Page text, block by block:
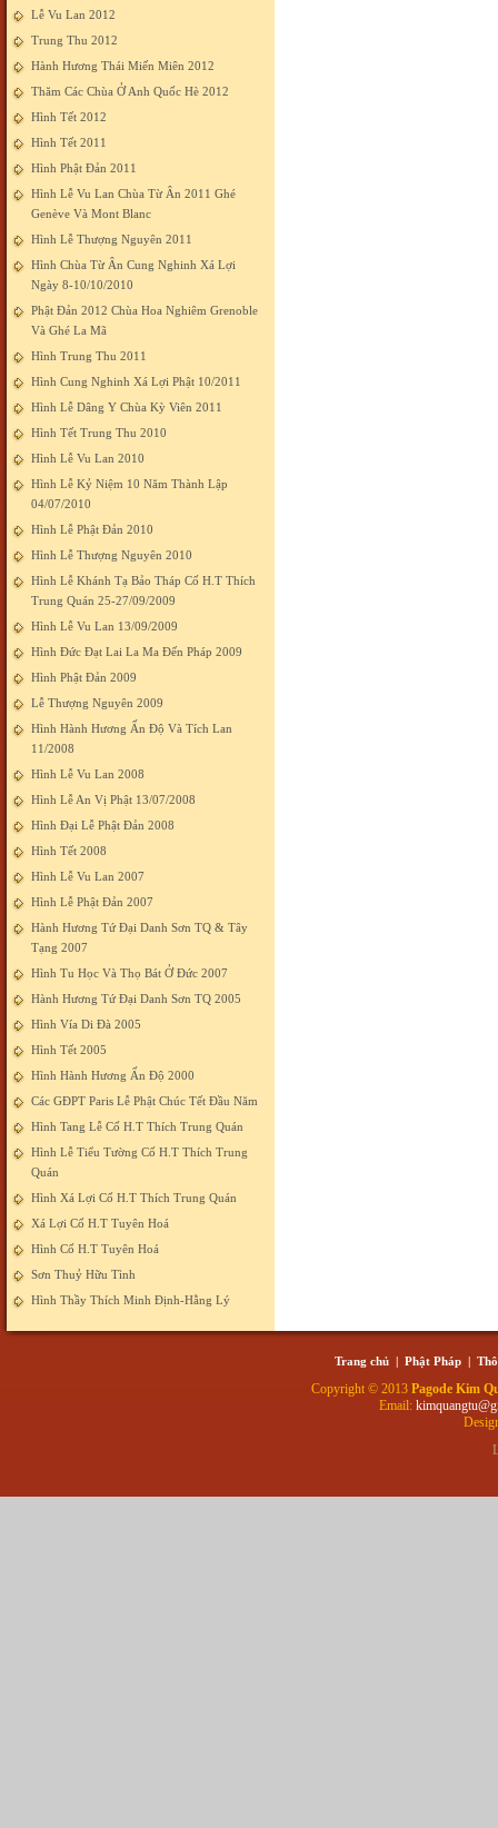
Lễ Vu Lan 2012
Trung Thu 2012
Hành Hương Thái Miến Miên 2012
Thăm Các Chùa Ở Anh Quốc Hè 2012
Hình Tết 2012
Hình Tết 2011
Hình Phật Đản 2011
Hình Lễ Vu Lan Chùa Từ Ân 2011 Ghé
Genève Và Mont Blanc
Hình Lễ Thượng Nguyên 2011
Hình Chùa Từ Ân Cung Nghinh Xá Lợi
Ngày 8-10/10/2010
Phật Đản 2012 Chùa Hoa Nghiêm Grenoble
Và Ghé La Mã
Hình Trung Thu 2011
Hình Cung Nghinh Xá Lợi Phật 10/2011
Hình Lễ Dâng Y Chùa Kỳ Viên 2011
Hình Tết Trung Thu 2010
Hình Lễ Vu Lan 2010
Hình Lễ Kỷ Niệm 10 Năm Thành Lập
04/07/2010
Hình Lễ Phật Đản 2010
Hình Lễ Thượng Nguyên 2010
Hình Lễ Khánh Tạ Bảo Tháp Cố H.T Thích
Trung Quán 25-27/09/2009
Hình Lễ Vu Lan 13/09/2009
Hình Đức Đạt Lai La Ma Đến Pháp 2009
Hình Phật Đản 2009
Lễ Thượng Nguyên 2009
Hình Hành Hương Ấn Độ Và Tích Lan
11/2008
Hình Lễ Vu Lan 2008
Hình Lễ An Vị Phật 13/07/2008
Hình Đại Lễ Phật Đản 2008
Hình Tết 2008
Hình Lễ Vu Lan 2007
Hình Lễ Phật Đản 2007
Hành Hương Tứ Đại Danh Sơn TQ & Tây
Tạng 2007
Hình Tu Học Và Thọ Bát Ở Đức 2007
Hành Hương Tứ Đại Danh Sơn TQ 2005
Hình Vía Di Đà 2005
Hình Tết 2005
Hình Hành Hương Ấn Độ 2000
Các GĐPT Paris Lễ Phật Chúc Tết Đầu Năm
Hình Tang Lễ Cố H.T Thích Trung Quán
Hình Lễ Tiểu Tường Cố H.T Thích Trung
Quán
Hình Xá Lợi Cố H.T Thích Trung Quán
Xá Lợi Cố H.T Tuyên Hoá
Hình Cố H.T Tuyên Hoá
Sơn Thuỷ Hữu Tình
Hình Thầy Thích Minh Định-Hằng Lý
Trang chủ | Phật Pháp |
Copyright © 2013 Pagode Kim
Email: